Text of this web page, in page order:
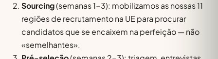
Sourcing(semanas 1-3): mobilizamos as nossas 11
regiões de recrutamento na UE para procurar
candidatos que se encaixem na perfeição — não
«semelhantes».